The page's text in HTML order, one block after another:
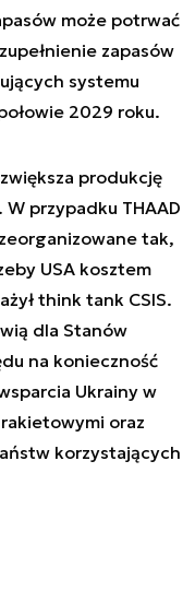
może potrwać
zapasów
systemu
2029 roku.
produkcję
przypadku THAAD
tak,
USA kosztem
think tank CSIS.
dla Stanów
na konieczność
Ukrainy w
oraz
korzystających